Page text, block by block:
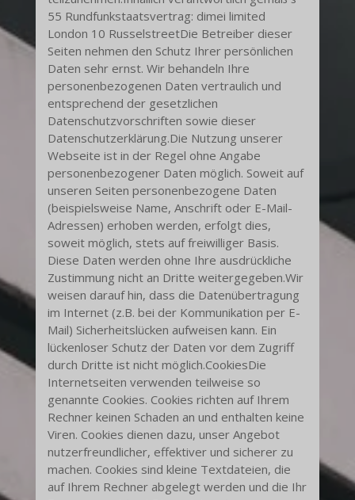
55 Rundfunkstaatsvertrag: dimei limited
London 10 RusselstreetDie Betreiber dieser
Seiten nehmen den Schutz Ihrer persönlichen
Daten sehr ernst. Wir behandeln Ihre
personenbezogenen Daten vertraulich und
entsprechend der gesetzlichen
Datenschutzvorschriften sowie dieser
Datenschutzerklärung.Die Nutzung unserer
Webseite ist in der Regel ohne Angabe
personenbezogener Daten möglich. Soweit auf
unseren Seiten personenbezogene Daten
(beispielsweise Name, Anschrift oder E-Mail-
Adressen) erhoben werden, erfolgt dies,
soweit möglich, stets auf freiwilliger Basis.
Diese Daten werden ohne Ihre ausdrückliche
Zustimmung nicht an Dritte weitergegeben.Wir
weisen darauf hin, dass die Datenübertragung
im Internet (z.B. bei der Kommunikation per E-
Mail) Sicherheitslücken aufweisen kann. Ein
lückenloser Schutz der Daten vor dem Zugriff
durch Dritte ist nicht möglich.CookiesDie
Internetseiten verwenden teilweise so
genannte Cookies. Cookies richten auf Ihrem
Rechner keinen Schaden an und enthalten keine
Viren. Cookies dienen dazu, unser Angebot
nutzerfreundlicher, effektiver und sicherer zu
machen. Cookies sind kleine Textdateien, die
auf Ihrem Rechner abgelegt werden und die Ihr